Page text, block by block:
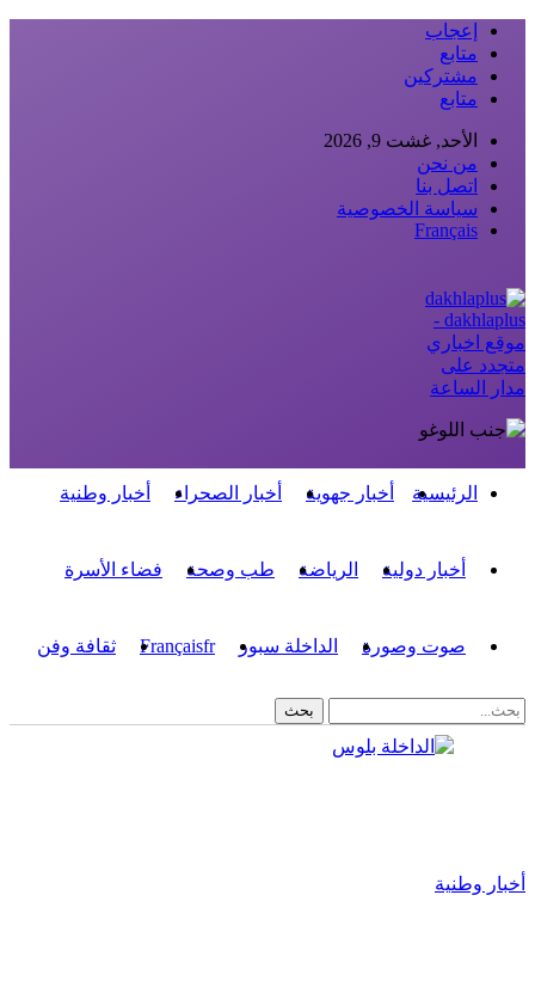
إعجاب
متابع
مشتركين
متابع
الأحد, غشت 9, 2026
من نحن
اتصل بنا
سياسة الخصوصية
Français
dakhlaplus -
موقع اخباري
متجدد على
مدار الساعة
الرئيسية أخبار جهوية أخبار الصحراء أخبار وطنية
أخبار دولية الرياضة طب وصحة فضاء الأسرة
صوت وصورة الداخلة سبور Françaisfr ثقافة وفن
أخبار وطنية